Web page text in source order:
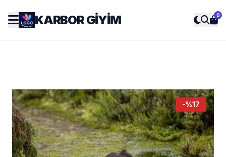
KARBOR GIYIM 0
-%17